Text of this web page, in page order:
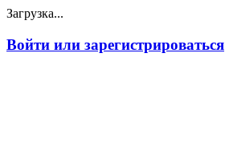
Загрузка...
Войти или зарегистрироваться